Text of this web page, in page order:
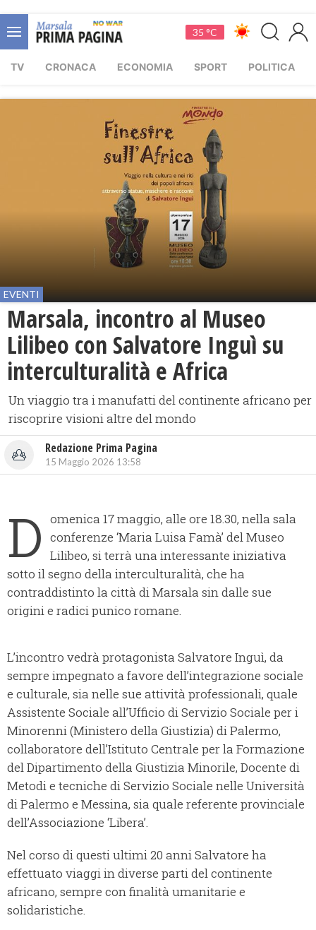
35 °C
TV CRONACA ECONOMIA SPORT POLITICA
EVENTI
Marsala, incontro al Museo
Lilibeo con Salvatore Inguì su
interculturalità e Africa
Un viaggio tra i manufatti del continente africano per
riscoprire visioni altre del mondo
Redazione Prima Pagina
15 Maggio 2026 13:58
D omenica 17 maggio, alle ore 18.30, nella sala
conferenze ‘Maria Luisa Famà’ del Museo
Lilibeo, si terrà una interessante iniziativa
sotto il segno della interculturalità, che ha
contraddistinto la città di Marsala sin dalle sue
origini e radici punico romane.
L’incontro vedrà protagonista Salvatore Inguì, da
sempre impegnato a favore dell’integrazione sociale
e culturale, sia nelle sue attività professionali, quale
Assistente Sociale all’Ufficio di Servizio Sociale per i
Minorenni (Ministero della Giustizia) di Palermo,
collaboratore dell’Istituto Centrale per la Formazione
del Dipartimento della Giustizia Minorile, Docente di
Metodi e tecniche di Servizio Sociale nelle Università
di Palermo e Messina, sia quale referente provinciale
dell’Associazione ‘Libera’.
Nel corso di questi ultimi 20 anni Salvatore ha
effettuato viaggi in diverse parti del continente
africano, sempre con finalità umanitarie e
solidaristiche.